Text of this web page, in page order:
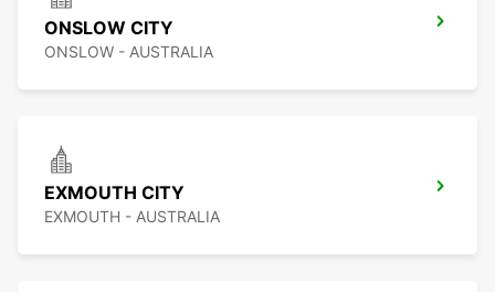
ONSLOW CITY
ONSLOW - AUSTRALIA
EXMOUTH CITY
EXMOUTH - AUSTRALIA